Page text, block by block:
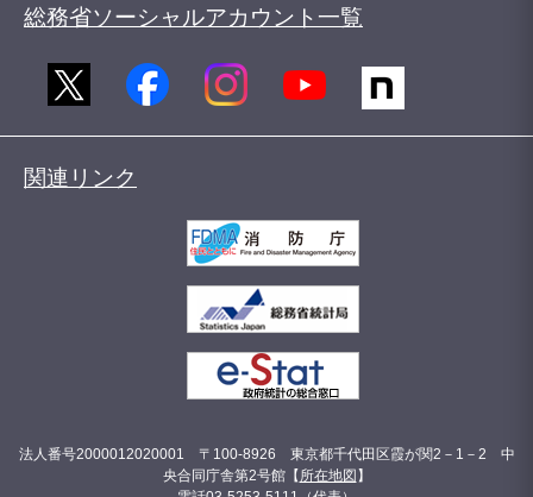
総務省ソーシャルアカウント一覧
関連リンク
法人番号2000012020001 〒100-8926 東京都千代田区霞が関2－1－2 中
央合同庁舎第2号館【 所在地図 】